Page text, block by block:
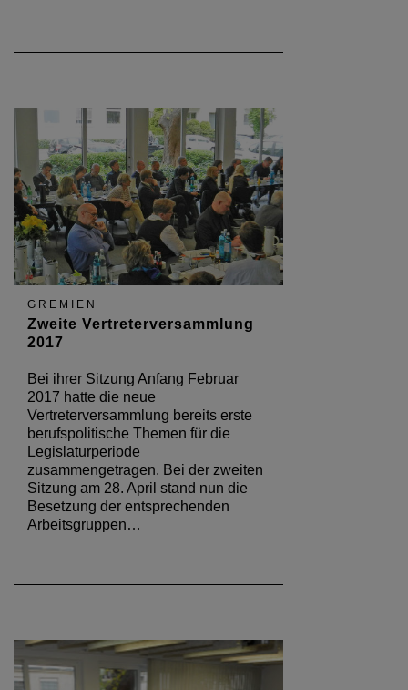
GREMIEN
Zweite Vertreterversammlung
2017
Bei ihrer Sitzung Anfang Februar
2017 hatte die neue
Vertreterversammlung bereits erste
berufspolitische Themen für die
Legislaturperiode
zusammengetragen. Bei der zweiten
Sitzung am 28. April stand nun die
Besetzung der entsprechenden
Arbeitsgruppen…